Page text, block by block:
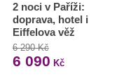
2 noci v Paříži:
doprava, hotel i
Eiffelova věž
6 290 Kč
6 090 Kč